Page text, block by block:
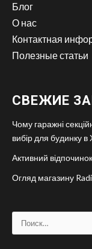
Блог
О нас
Контактная
Полезные статьи
СВЕЖИЕ
Чому гаражні
вибір для будинку в
Активний
Огляд магазину
Найти: